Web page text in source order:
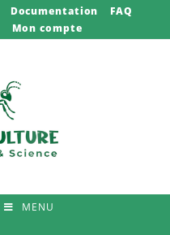
Documentation
FAQ
Mon compte
MENU